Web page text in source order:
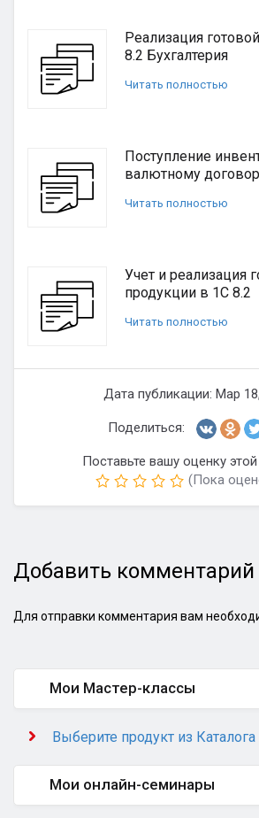
Реализация
8.2 Бухгалтерия
Читать полностью
Поступление
валютному
Читать полностью
Учет и реализация
продукции в 1С 8.2
Читать полностью
Дата публикации: Мар
Поделиться:
Поставьте вашу оценку этой
(Пока
Добавить комментарий
Для отправки комментария вам
Мои Мастер-классы
Выберите продукт из Каталога
Мои онлайн-семинары